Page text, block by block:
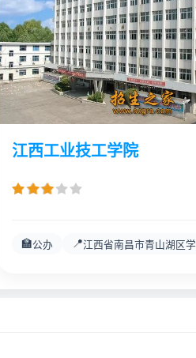
江西工业技工学院
🏫公办 📍江西省南昌市青山湖区学